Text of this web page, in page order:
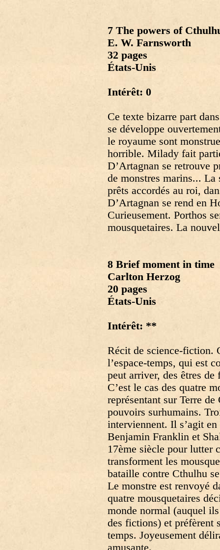
7 The powers of
E. W. Farnsworth
32 pages
États-Unis
Intérêt: 0
Ce texte bizarre part
se développe
le royaume sont
horrible. Milady fait
D’Artagnan se retrouve
de monstres marins... La
prêts accordés au roi,
D’Artagnan se rend en
Curieusement. Porthos
mousquetaires. La
8 Brief moment in time
Carlton Herzog
20 pages
États-Unis
Intérêt: **
Récit de science-fiction.
l’espace-temps, qui est
peut arriver, des êtres
C’est le cas des quatre
représentant sur Terre
pouvoirs surhumains.
interviennent. Il s’agit
Benjamin Franklin et
17ème siècle pour lutter
transforment les
bataille contre Cthulhu
Le monstre est renvoyé
quatre mousquetaires
monde normal (auquel
des fictions) et préfèrent
temps. Joyeusement
amusante.